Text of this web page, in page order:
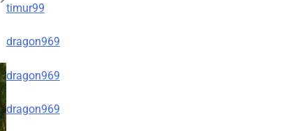
timur99
dragon969
dragon969
dragon969